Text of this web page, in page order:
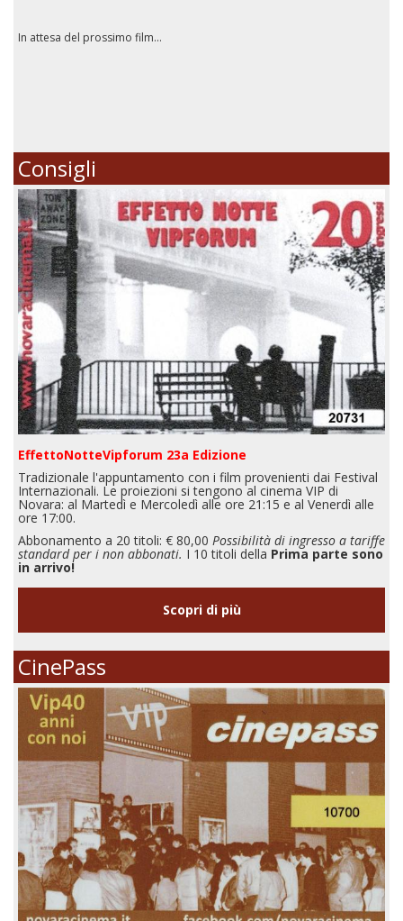
In attesa del prossimo film...
Consigli
EffettoNotteVipforum 23a Edizione
Tradizionale l'appuntamento con i film provenienti dai Festival
Internazionali. Le proiezioni si tengono al cinema VIP di
Novara: al Martedì e Mercoledì alle ore 21:15 e al Venerdì alle
ore 17:00.
Abbonamento a 20 titoli: € 80,00 Possibilità di ingresso a tariffe
standard per i non abbonati. I 10 titoli della Prima parte sono
in arrivo!
Scopri di più
CinePass